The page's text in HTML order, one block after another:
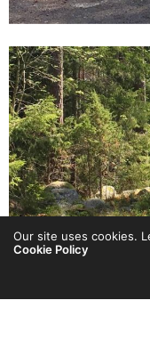
Our site uses cookies.
Cookie Policy